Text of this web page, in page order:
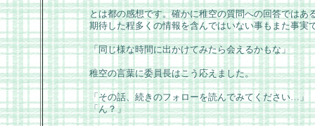
とは都の感想です。確かに稚空の質問への回答ではあ
期待した程多くの情報を含んではいない事もまた事実
「同じ様な時間に出かけてみたら会えるかもな」
稚空の言葉に委員長はこう応えました。
「その話、続きのフォローを読んでみてください…」
「ん？」